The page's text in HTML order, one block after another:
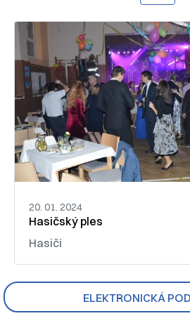
ELEKTRONICKÁ
20. 01. 2024
Hasičský ples
Hasiči